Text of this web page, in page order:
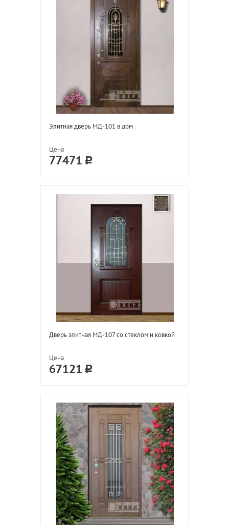
Элитная дверь МД-101 в дом
Цена
77471
Дверь элитная МД-107 со стеклом и ковкой
Цена
67121